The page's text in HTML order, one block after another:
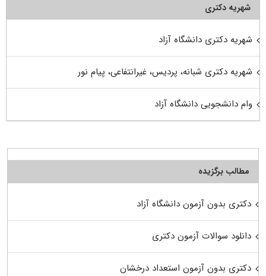
شهریه دکتری
شهریه دکتری دانشگاه آزاد
شهریه دکتری شبانه، پردیس، غیرانتفاعی، پیام نور
وام دانشجویی دانشگاه آزاد
مطالب برگزیده
دکتری بدون آزمون دانشگاه آزاد
دانلود سوالات آزمون دکتری
دکتری بدون آزمون استعداد درخشان